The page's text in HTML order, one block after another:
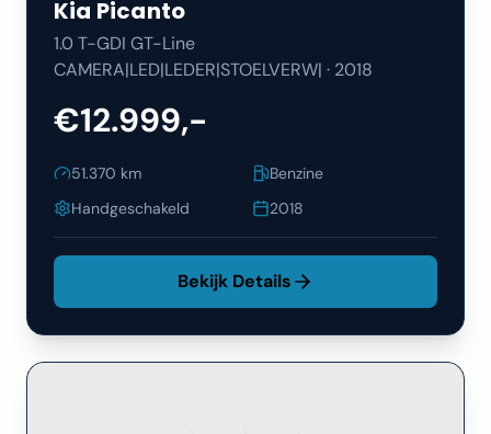
Kia Picanto
1.0 T-GDI GT-Line
CAMERA|LED|LEDER|STOELVERW| · 2018
€12.999,-
51.370 km
Benzine
Handgeschakeld
2018
Bekijk Details